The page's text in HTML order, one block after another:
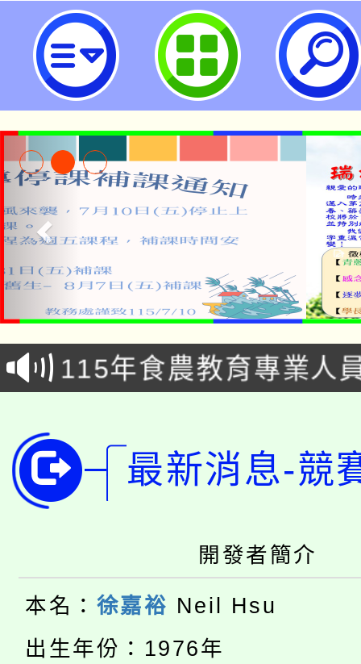
neilrpjhstyc網站設計者：徐嘉
淨零綠生活教案入校路
會
115年食農教育專業人
學期銜接期間理賠案件
學籍身 分審查程序及
版
淨零綠領人才培育課程
公告本校115學年度第
桃園市115學年度學生
生本土語及新住民語歌
公告本校115學年度第
代理(課)教師甄選結果(
公告本校115學年度第
最新消息-競
開發者簡介
本名： 徐嘉裕 Neil Hsu
出生年份：1976年